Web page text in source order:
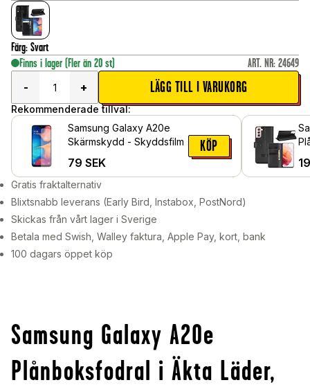
Färg: Svart
Finns i lager (Fler än 20 st) ART. NR: 24649
-
+ LÄGG TILL I VARUKORG
Rekommenderade tillval:
Samsung Galaxy A20e
Skärmskydd - Skyddsfilm
79 SEK
KÖP
Gratis fraktalternativ
Blixtsnabb leverans (Early Bird, Instabox, PostNord)
Skickas från vårt lager i Sverige
Betala med Swish, Walley faktura, Apple Pay, kort, bank
100 dagars öppet köp
Samsung Galaxy A20e
Plånboksfodral i Äkta Läder,